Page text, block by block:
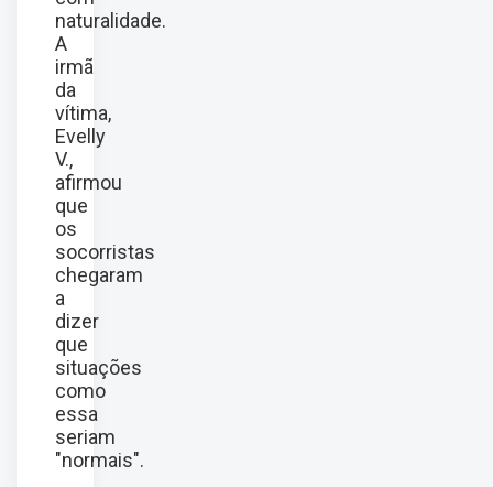
naturalidade.
A
irmã
da
vítima,
Evelly
V.,
afirmou
que
os
socorristas
chegaram
a
dizer
que
situações
como
essa
seriam
"normais".